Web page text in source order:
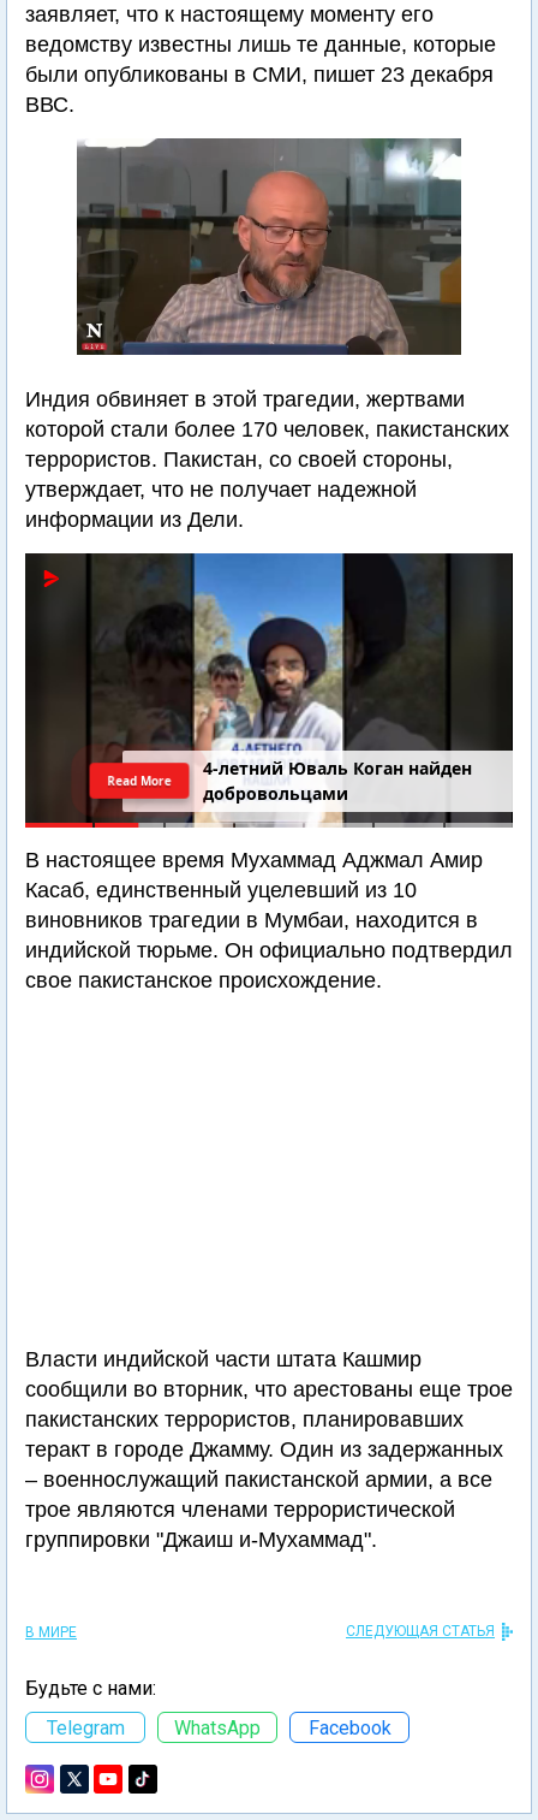
заявляет, что к настоящему моменту его
ведомству известны лишь те данные, которые
были опубликованы в СМИ, пишет 23 декабря
ВВС.
Индия обвиняет в этой трагедии, жертвами
которой стали более 170 человек, пакистанских
террористов. Пакистан, со своей стороны,
утверждает, что не получает надежной
информации из Дели.
4-летний Юваль Коган найден
добровольцами
Read More
В настоящее время Мухаммад Аджмал Амир
Касаб, единственный уцелевший из 10
виновников трагедии в Мумбаи, находится в
индийской тюрьме. Он официально подтвердил
свое пакистанское происхождение.
Власти индийской части штата Кашмир
сообщили во вторник, что арестованы еще трое
пакистанских террористов, планировавших
теракт в городе Джамму. Один из задержанных
– военнослужащий пакистанской армии, а все
трое являются членами террористической
группировки "Джаиш и-Мухаммад".
В МИРЕ СЛЕДУЮЩАЯ СТАТЬЯ
Будьте с нами:
Telegram
WhatsApp Facebook